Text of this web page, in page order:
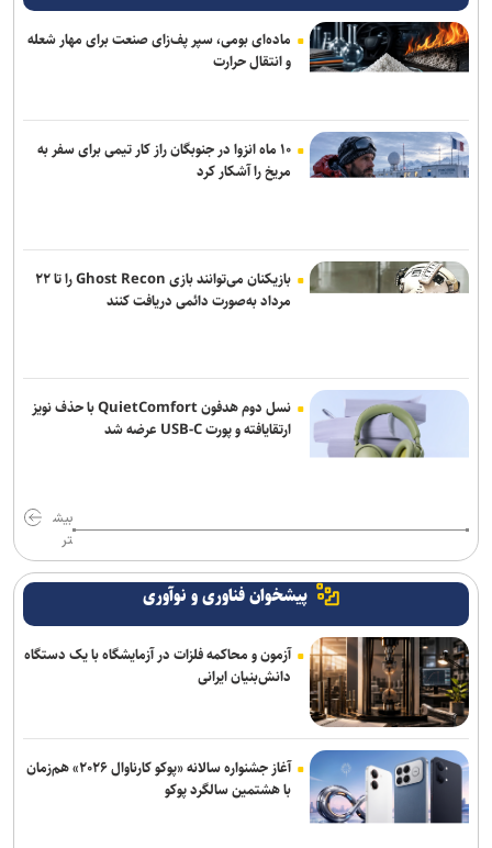
برگزاری مراسم عزاداری پنج شب پایانی ماه صفر در میدان ونک
«اتوبوس سرگردان» جان اشتاین بک به کتابفروشی‌ها می‌آید
«مرد عنکبوتی: روزی نو» با فروش ۱۴۵ میلیون دلاری، سومین افتتاحیه
دوم تاریخ سینما را ثبت کرد
ماده‌ای بومی، سپر پف‌زای صنعت برای مهار شعله
و انتقال حرارت
۱۰ ماه انزوا در جنوبگان راز کار تیمی برای سفر به
مریخ را آشکار کرد
بازیکنان می‌توانند بازی Ghost Recon را تا ۲۲
مرداد به‌صورت دائمی دریافت کنند
نسل دوم هدفون QuietComfort با حذف نویز
ارتقایافته و پورت USB-C عرضه شد
بیش
تر
پیشخوان فناوری و نوآوری
آزمون و محاکمه فلزات در آزمایشگاه با یک دستگاه
دانش‌بنیان ایرانی
آغاز جشنواره سالانه «پوکو کارناوال ۲۰۲۶» هم‌زمان
با هشتمین سالگرد پوکو